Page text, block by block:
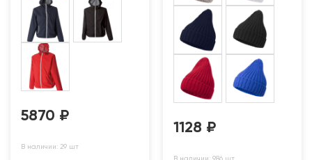
5870 ₽
В наличии: 29 шт
1128 ₽
В наличии: 986 шт